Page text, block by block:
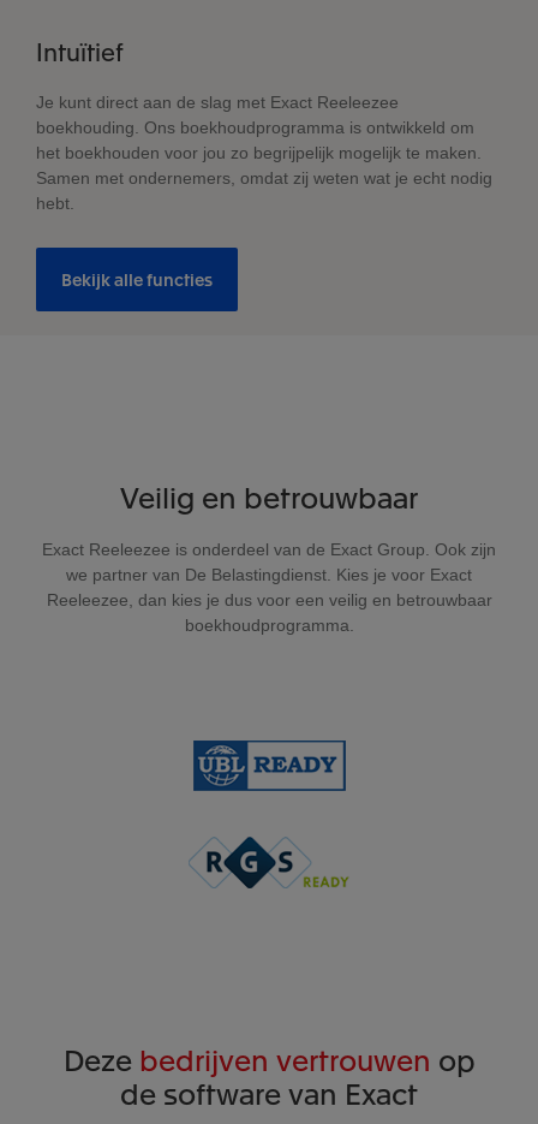
Intuïtief
Je kunt direct aan de slag met Exact Reeleezee
boekhouding. Ons boekhoudprogramma is ontwikkeld om
het boekhouden voor jou zo begrijpelijk mogelijk te maken.
Samen met ondernemers, omdat zij weten wat je echt nodig
hebt.
Bekijk alle functies
Veilig en betrouwbaar
Exact Reeleezee is onderdeel van de Exact Group. Ook zijn
we partner van De Belastingdienst. Kies je voor Exact
Reeleezee, dan kies je dus voor een veilig en betrouwbaar
boekhoudprogramma.
Deze bedrijven vertrouwen op
de software van Exact